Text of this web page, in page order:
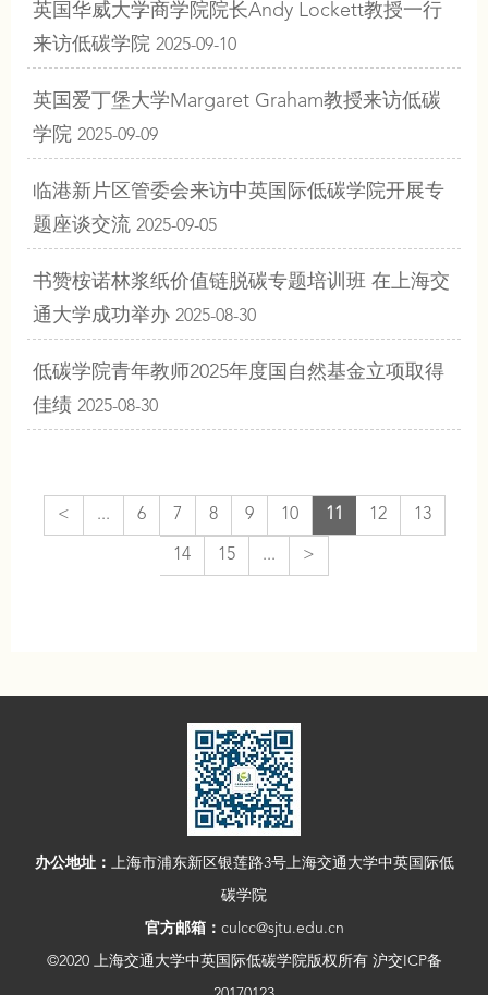
英国华威大学商学院院长Andy Lockett教授一行
来访低碳学院 2025-09-10
英国爱丁堡大学Margaret Graham教授来访低碳
学院 2025-09-09
临港新片区管委会来访中英国际低碳学院开展专
题座谈交流 2025-09-05
书赞桉诺林浆纸价值链脱碳专题培训班 在上海交
通大学成功举办 2025-08-30
低碳学院青年教师2025年度国自然基金立项取得
佳绩 2025-08-30
< ... 6 7 8 9 10 11 12 13
14 15 ... >
办公地址： 上海市浦东新区银莲路3号上海交通大学中英国际低
碳学院
官方邮箱： culcc@sjtu.edu.cn
©2020 上海交通大学中英国际低碳学院版权所有 沪交ICP备